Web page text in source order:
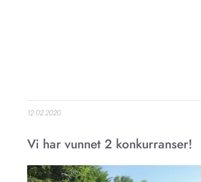
12.02.2020
Vi har vunnet 2 konkurranser!